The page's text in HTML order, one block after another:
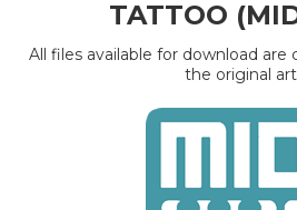
TATTOO
All files available for download
the original